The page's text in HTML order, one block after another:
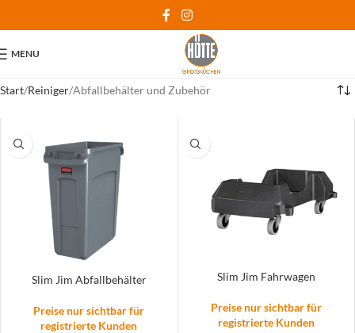
MENU
Start Reiniger Abfallbehälter und Zubehör
Slim Jim Abfallbehälter
Preise nur sichtbar für
registrierte Kunden
Slim Jim Fahrwagen
Preise nur sichtbar für
registrierte Kunden